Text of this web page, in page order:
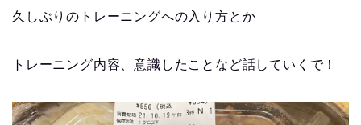
久しぶりのトレーニングへの入り方とか
トレーニング内容、意識したことなど話していくで！